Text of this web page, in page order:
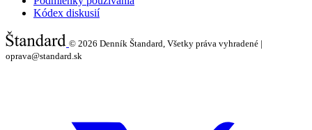
Kódex diskusií
© 2026 Denník Štandard, Všetky práva vyhradené |
oprava@standard.sk